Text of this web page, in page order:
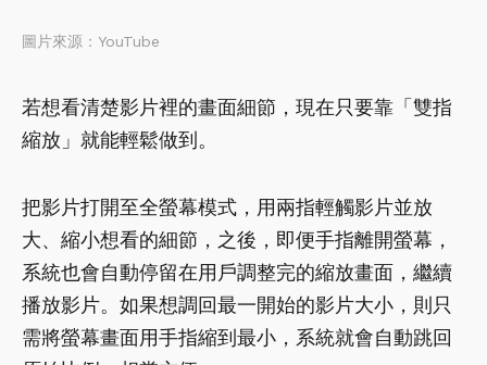
圖片來源：YouTube
若想看清楚影片裡的畫面細節，現在只要靠「雙指
縮放」就能輕鬆做到。
把影片打開至全螢幕模式，用兩指輕觸影片並放
大、縮小想看的細節，之後，即便手指離開螢幕，
系統也會自動停留在用戶調整完的縮放畫面，繼續
播放影片。如果想調回最一開始的影片大小，則只
需將螢幕畫面用手指縮到最小，系統就會自動跳回